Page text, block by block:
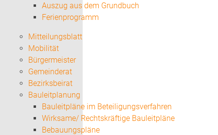
Auszug aus dem Grundbuch
Ferienprogramm
Mitteilungsblatt
Mobilität
Bürgermeister
Gemeinderat
Bezirksbeirat
Bauleitplanung
Bauleitpläne im Beteiligungsverfahren
Wirksame/ Rechtskräftige Bauleitpläne
Bebauungspläne